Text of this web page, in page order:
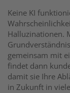
Keine KI
Halluzinationen.
gemeinsam mit
findet dann
damit sie Ihre
in Zukunft in